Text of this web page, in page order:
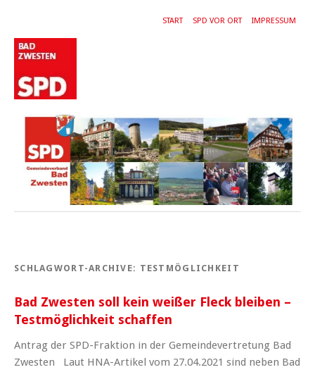
START SPD VOR ORT IMPRESSUM
SCHLAGWORT-ARCHIVE: TESTMÖGLICHKEIT
Bad Zwesten soll kein weißer Fleck bleiben –
Testmöglichkeit schaffen
Antrag der SPD-Fraktion in der Gemeindevertretung Bad
Zwesten Laut HNA-Artikel vom 27.04.2021 sind neben Bad